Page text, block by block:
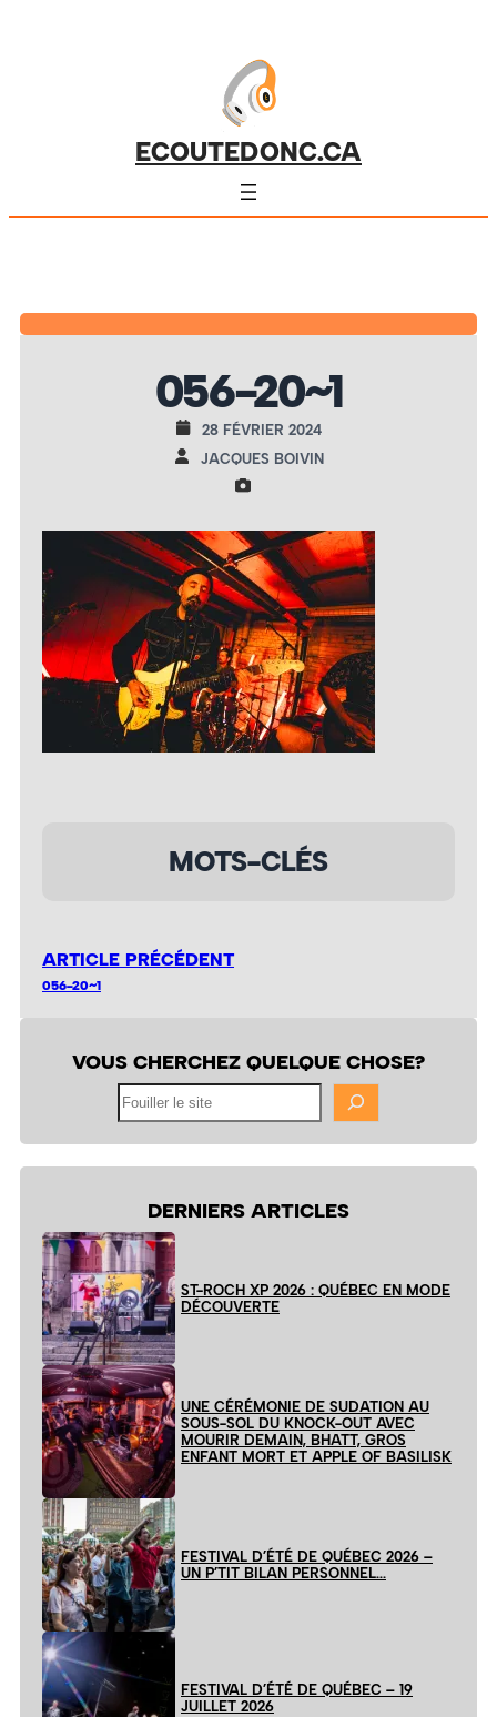
ECOUTEDONC.CA
056-20~1
28 FÉVRIER 2024
JACQUES BOIVIN
MOTS-CLÉS
ARTICLE PRÉCÉDENT
056-20~1
VOUS CHERCHEZ QUELQUE CHOSE?
DERNIERS ARTICLES
ST-ROCH XP 2026 : QUÉBEC EN MODE
DÉCOUVERTE
UNE CÉRÉMONIE DE SUDATION AU
SOUS-SOL DU KNOCK-OUT AVEC
MOURIR DEMAIN, BHATT, GROS
ENFANT MORT ET APPLE OF BASILISK
FESTIVAL D’ÉTÉ DE QUÉBEC 2026 –
UN P’TIT BILAN PERSONNEL…
FESTIVAL D’ÉTÉ DE QUÉBEC – 19
JUILLET 2026